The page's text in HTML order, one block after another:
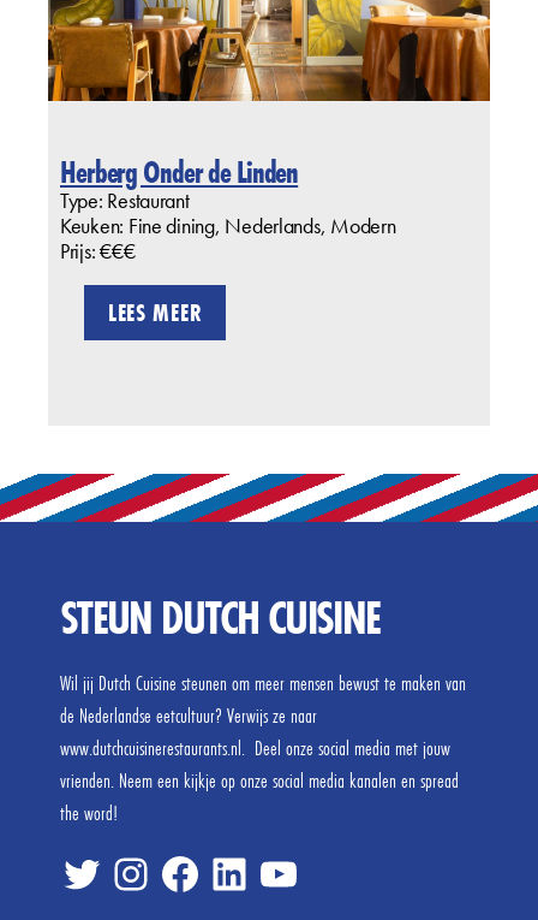
Herberg Onder de Linden
Type: Restaurant
Keuken: Fine dining, Nederlands, Modern
Prijs: €€€
LEES MEER
STEUN DUTCH CUISINE
Wil jij Dutch Cuisine steunen om meer mensen bewust te maken van
de Nederlandse eetcultuur? Verwijs ze naar
www.dutchcuisinerestaurants.nl. Deel onze social media met jouw
vrienden. Neem een kijkje op onze social media kanalen en spread
the word!
twitterinste FB linkedtube